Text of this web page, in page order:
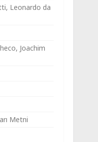
Leonardo da
Joachim
Metni